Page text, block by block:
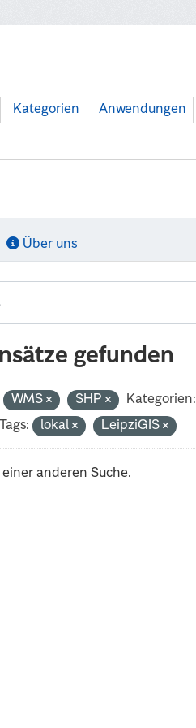
Kategorien Anwendungen
Über uns
gefunden
WMS SHP Kategorien:
Tags: lokal LeipziGIS
anderen Suche.